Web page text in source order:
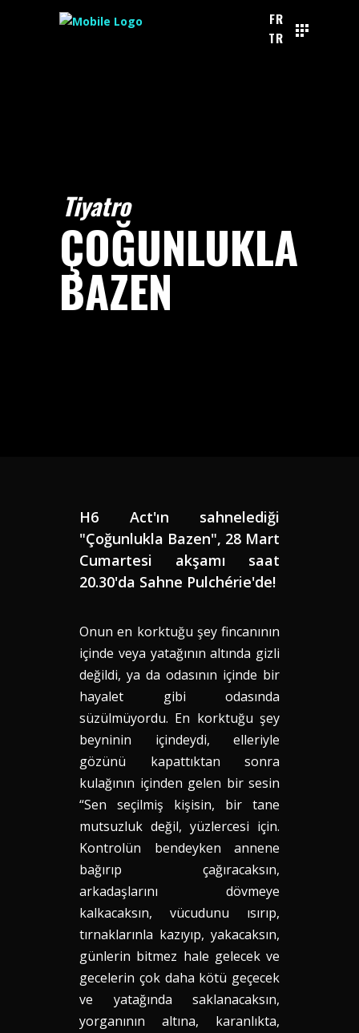
FR
TR
Tiyatro
ÇOĞUNLUKLA
BAZEN
H6 Act'ın sahnelediği
"Çoğunlukla Bazen", 28 Mart
Cumartesi akşamı saat
20.30'da Sahne Pulchérie'de!
Onun en korktuğu şey fincanının
içinde veya yatağının altında gizli
değildi, ya da odasının içinde bir
hayalet gibi odasında
süzülmüyordu. En korktuğu şey
beyninin içindeydi, elleriyle
gözünü kapattıktan sonra
kulağının içinden gelen bir sesin
“Sen seçilmiş kişisin, bir tane
mutsuzluk değil, yüzlercesi için.
Kontrolün bendeyken annene
bağırıp çağıracaksın,
arkadaşlarını dövmeye
kalkacaksın, vücudunu ısırıp,
tırnaklarınla kazıyıp, yakacaksın,
günlerin bitmez hale gelecek ve
gecelerin çok daha kötü geçecek
ve yatağında saklanacaksın,
yorganının altına, karanlıkta,